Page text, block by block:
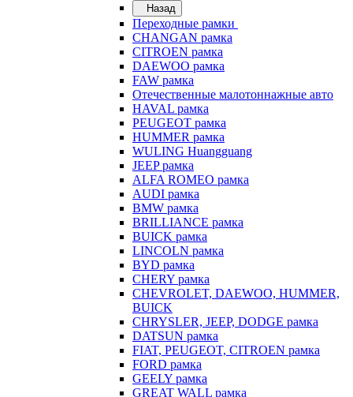
Назад
Переходные рамки
CHANGAN рамка
CITROEN рамка
DAEWOO рамка
FAW рамка
Отечественные малотоннажные авто
HAVAL рамка
PEUGEOT рамка
HUMMER рамка
WULING Huangguang
JEEP рамка
ALFA ROMEO рамка
AUDI рамка
BMW рамка
BRILLIANCE рамка
BUICK рамка
LINCOLN рамка
BYD рамка
CHERY рамка
CHEVROLET, DAEWOO, HUMMER,
BUICK
CHRYSLER, JEEP, DODGE рамка
DATSUN рамка
FIAT, PEUGEOT, CITROEN рамка
FORD рамка
GEELY рамка
GREAT WALL рамка